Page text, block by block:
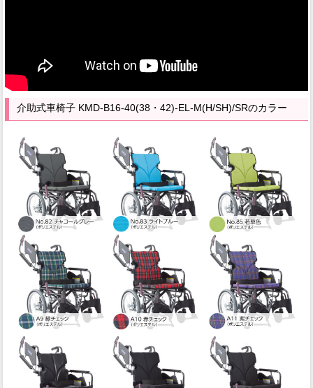
介助式車椅子 KMD-B16-40(38・42)-EL-M(H/SH)/SRのカラー